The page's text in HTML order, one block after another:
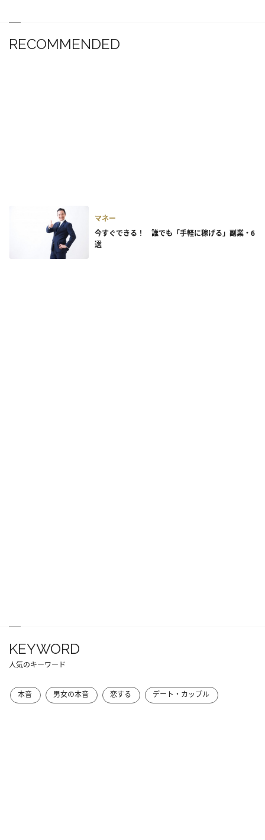
RECOMMENDED
マネー
今すぐできる！ 誰でも「手軽に稼げる」副業・6
選
KEYWORD
人気のキーワード
本音 男女の本音 恋する デート・カップル